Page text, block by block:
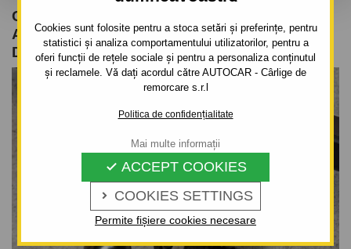
Cookies sunt folosite pentru a stoca setări și preferințe, pentru
statistici și analiza comportamentului utilizatorilor, pentru a
oferi funcții de rețele sociale și pentru a personaliza conținutul
și reclamele. Vă dați acordul către AUTOCAR - Cârlige de
remorcare s.r.l
Politica de confidențialitate
 COOKIES SETTINGS
 ACCEPT COOKIES
Permite fișiere cookies necesare
Mai multe informații
CARLIG DE REMORCARE PENTRU SEAT
ALHAMBRA - 5UŞI,VAN - SISTEM
DEMONTABIL VERTICAL CU CHEIE